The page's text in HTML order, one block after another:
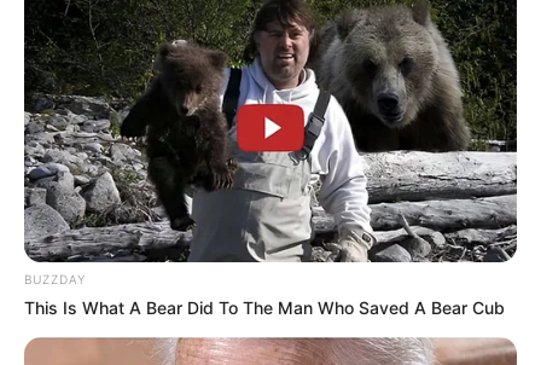
BUZZDAY
This Is What A Bear Did To The Man Who Saved A Bear Cub